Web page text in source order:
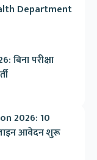
Department
परीक्षा
2026: 10
आवेदन शुरू